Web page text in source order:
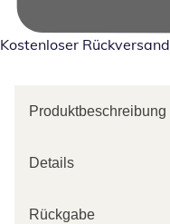
Kostenloser Rückversand
Produktbeschreibung
Details
Rückgabe